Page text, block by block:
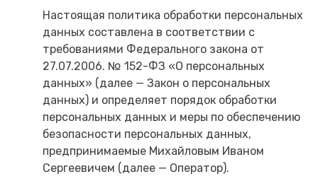
Настоящая политика обработки персональных
данных составлена в соответствии с
требованиями Федерального закона от
27.07.2006. № 152-ФЗ «О персональных
данных» (далее — Закон о персональных
данных) и определяет порядок обработки
персональных данных и меры по обеспечению
безопасности персональных данных,
предпринимаемые Михайловым Иваном
Сергеевичем (далее — Оператор).